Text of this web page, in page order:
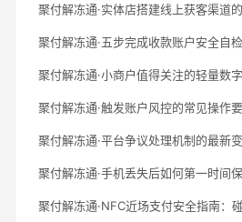
聚付解冻通·实体店搭建线上获客渠道
聚付解冻通·五步完成收款账户安全自检
聚付解冻通·小商户值得关注的轻量数
聚付解冻通·触发账户风控的常见操作
聚付解冻通·平台争议处理机制的最新
聚付解冻通·手机丢失后如何第一时间
聚付解冻通·NFC近场支付安全指南：